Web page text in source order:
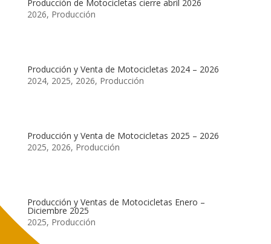
Producción de Motocicletas cierre abril 2026
2026, Producción
Producción y Venta de Motocicletas 2024 – 2026
2024, 2025, 2026, Producción
Producción y Venta de Motocicletas 2025 – 2026
2025, 2026, Producción
Producción y Ventas de Motocicletas Enero –
Diciembre 2025
2025, Producción